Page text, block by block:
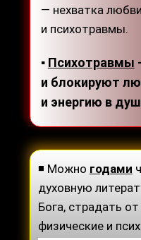
— нехватка
и психотравмы.
▪ Психотравмы
и блокируют
и энергию в
◾ Можно годами
духовную
Бога, страдать
физические и